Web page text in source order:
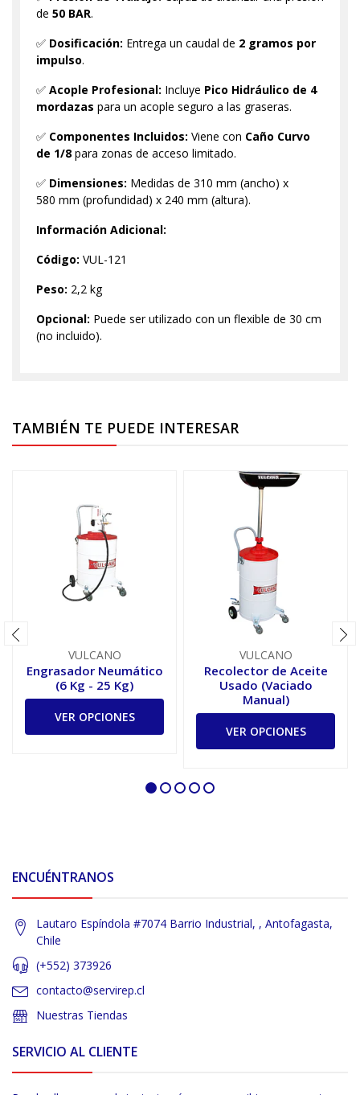
de 50 BAR.
✅ Dosificación: Entrega un caudal de 2 gramos por
impulso.
✅ Acople Profesional: Incluye Pico Hidráulico de 4
mordazas para un acople seguro a las graseras.
✅ Componentes Incluidos: Viene con Caño Curvo
de 1/8 para zonas de acceso limitado.
✅ Dimensiones: Medidas de 310 mm (ancho) x
580 mm (profundidad) x 240 mm (altura).
Información Adicional:
Código: VUL-121
Peso: 2,2 kg
Opcional: Puede ser utilizado con un flexible de 30 cm
(no incluido).
TAMBIÉN TE PUEDE INTERESAR
VULCANO
Engrasador Neumático
(6 Kg - 25 Kg)
VER OPCIONES
VULCANO
Recolector de Aceite
Usado (Vaciado
Manual)
VER OPCIONES
ENCUÉNTRANOS
Lautaro Espíndola #7074 Barrio Industrial, , Antofagasta,
Chile
(+552) 373926
contacto@servirep.cl
Nuestras Tiendas
SERVICIO AL CLIENTE